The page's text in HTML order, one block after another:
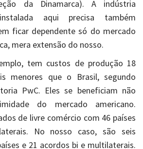
da Dinamarca). A indústria
aqui precisa também
ficar dependente só do mercado
mera extensão do nosso.
tem custos de produção 18
menores que o Brasil, segundo
PwC. Eles se beneficiam não
do mercado americano.
de livre comércio com 46 países
No nosso caso, são seis
e 21 acordos bi e multilaterais.